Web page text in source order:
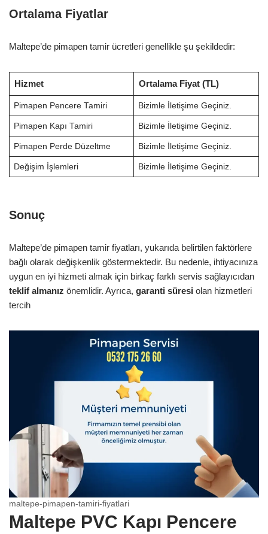
Ortalama Fiyatlar
Maltepe’de pimapen tamir ücretleri genellikle şu şekildedir:
Hizmet Ortalama Fiyat (TL)
Pimapen Pencere Tamiri Bizimle İletişime Geçiniz.
Pimapen Kapı Tamiri Bizimle İletişime Geçiniz.
Pimapen Perde Düzeltme Bizimle İletişime Geçiniz.
Değişim İşlemleri Bizimle İletişime Geçiniz.
Sonuç
Maltepe’de pimapen tamir fiyatları, yukarıda belirtilen faktörlere
bağlı olarak değişkenlik göstermektedir. Bu nedenle, ihtiyacınıza
uygun en iyi hizmeti almak için birkaç farklı servis sağlayıcıdan
teklif almanız önemlidir. Ayrıca, garanti süresi olan hizmetleri
tercih
maltepe-pimapen-tamiri-fiyatlari
Maltepe PVC Kapı Pencere